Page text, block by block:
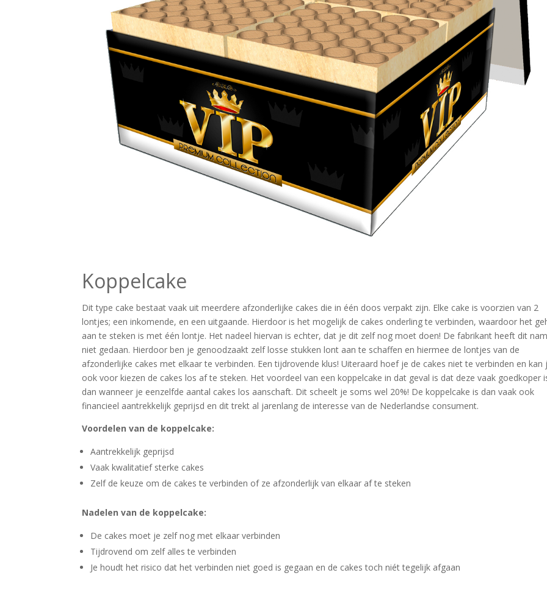
Koppelcake
Dit type cake bestaat vaak uit meerdere afzonderlijke cakes die in één doos verpakt zijn. Elke cake is voorzien van 2
lontjes; een inkomende, en een uitgaande. Hierdoor is het mogelijk de cakes onderling te verbinden, waardoor het
aan te steken is met één lontje. Het nadeel hiervan is echter, dat je dit zelf nog moet doen! De fabrikant heeft dit
niet gedaan. Hierdoor ben je genoodzaakt zelf losse stukken lont aan te schaffen en hiermee de lontjes van de
afzonderlijke cakes met elkaar te verbinden. Een tijdrovende klus! Uiteraard hoef je de cakes niet te verbinden en kan
ook voor kiezen de cakes los af te steken. Het voordeel van een koppelcake in dat geval is dat deze vaak goedkoper
dan wanneer je eenzelfde aantal cakes los aanschaft. Dit scheelt je soms wel 20%! De koppelcake is dan vaak ook
financieel aantrekkelijk geprijsd en dit trekt al jarenlang de interesse van de Nederlandse consument.
Voordelen van de koppelcake:
Aantrekkelijk geprijsd
Vaak kwalitatief sterke cakes
Zelf de keuze om de cakes te verbinden of ze afzonderlijk van elkaar af te steken
Nadelen van de koppelcake:
De cakes moet je zelf nog met elkaar verbinden
Tijdrovend om zelf alles te verbinden
Je houdt het risico dat het verbinden niet goed is gegaan en de cakes toch niét tegelijk afgaan